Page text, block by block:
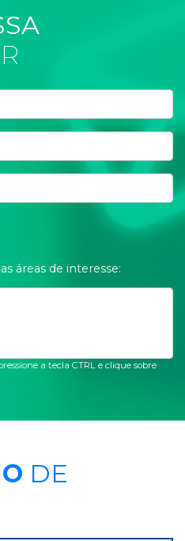
áreas de interesse:
a tecla CTRL e clique sobre
DE